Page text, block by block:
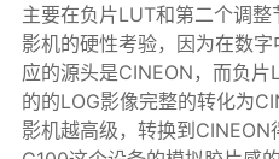
主要在负片LUT和第二个调
影机的硬性考验，因为在数
应的源头是CINEON，而负
的的LOG影像完整的转化为
影机越高级，转换到